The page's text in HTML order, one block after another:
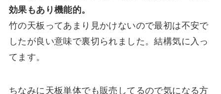
効果もあり機能的。
竹の天板ってあまり見かけないので最初は不安で
したが良い意味で裏切られました。結構気に入っ
てます。
ちなみに天板単体でも販売してるので気になる方